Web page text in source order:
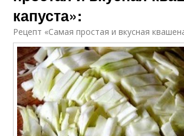
капуста»:
Рецепт «Самая простая и вкусная